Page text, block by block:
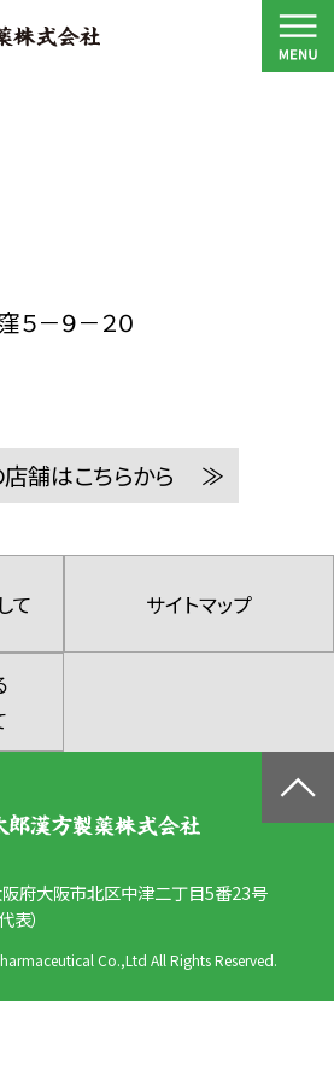
－９－２０
舗はこちらから
て サイトマップ
府大阪市北区中津二丁目5番23号
表）
Co.,Ltd All Rights Reserved.